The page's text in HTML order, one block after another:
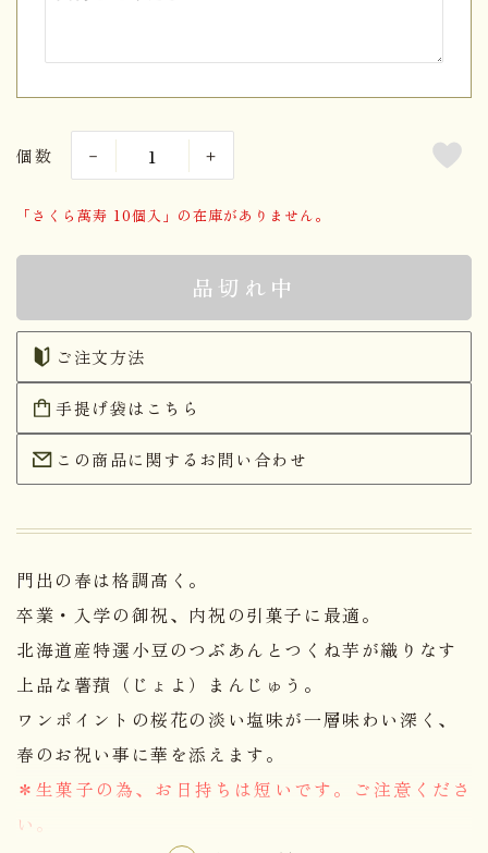
個数
「さくら萬寿 10個入」の在庫がありません。
品切れ中
ご注文方法
手提げ袋はこちら
この商品に関するお問い合わせ
門出の春は格調高く。
卒業・入学の御祝、内祝の引菓子に最適。
北海道産特選小豆のつぶあんとつくね芋が織りなす
上品な薯蕷（じょよ）まんじゅう。
ワンポイントの桜花の淡い塩味が一層味わい深く、
春のお祝い事に華を添えます。
＊生菓子の為、お日持ちは短いです。ご注意くださ
い。